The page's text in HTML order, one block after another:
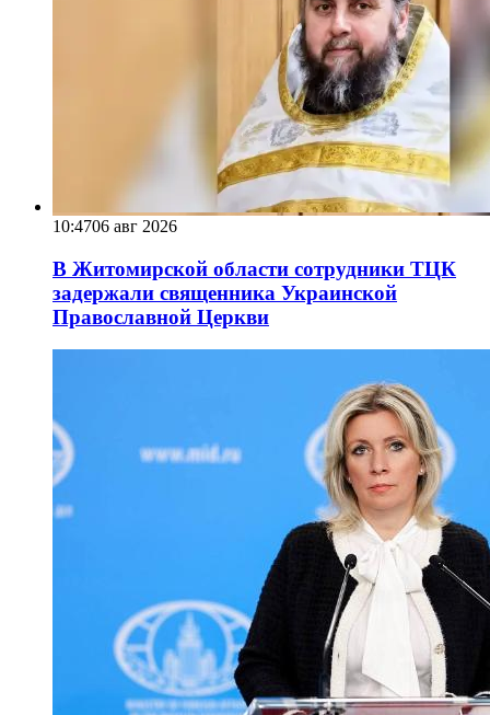
10:4706 авг 2026
В Житомирской области сотрудники ТЦК
задержали священника Украинской
Православной Церкви